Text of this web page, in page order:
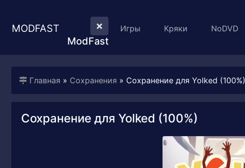
MODFAST
ModFast
Игры Кряки NoDVD
Главная » Сохранения » Сохранение для Yolked (100%)
Сохранение для Yolked (100%)